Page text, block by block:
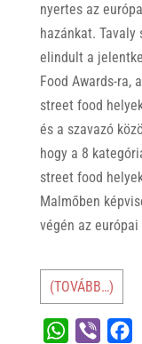
nyertes az
hazánkat.
elindult a
Food Awards-ra,
street food
és a szavazó
hogy a 8
street food
Malmőben
végén az
(TOVÁBB…)